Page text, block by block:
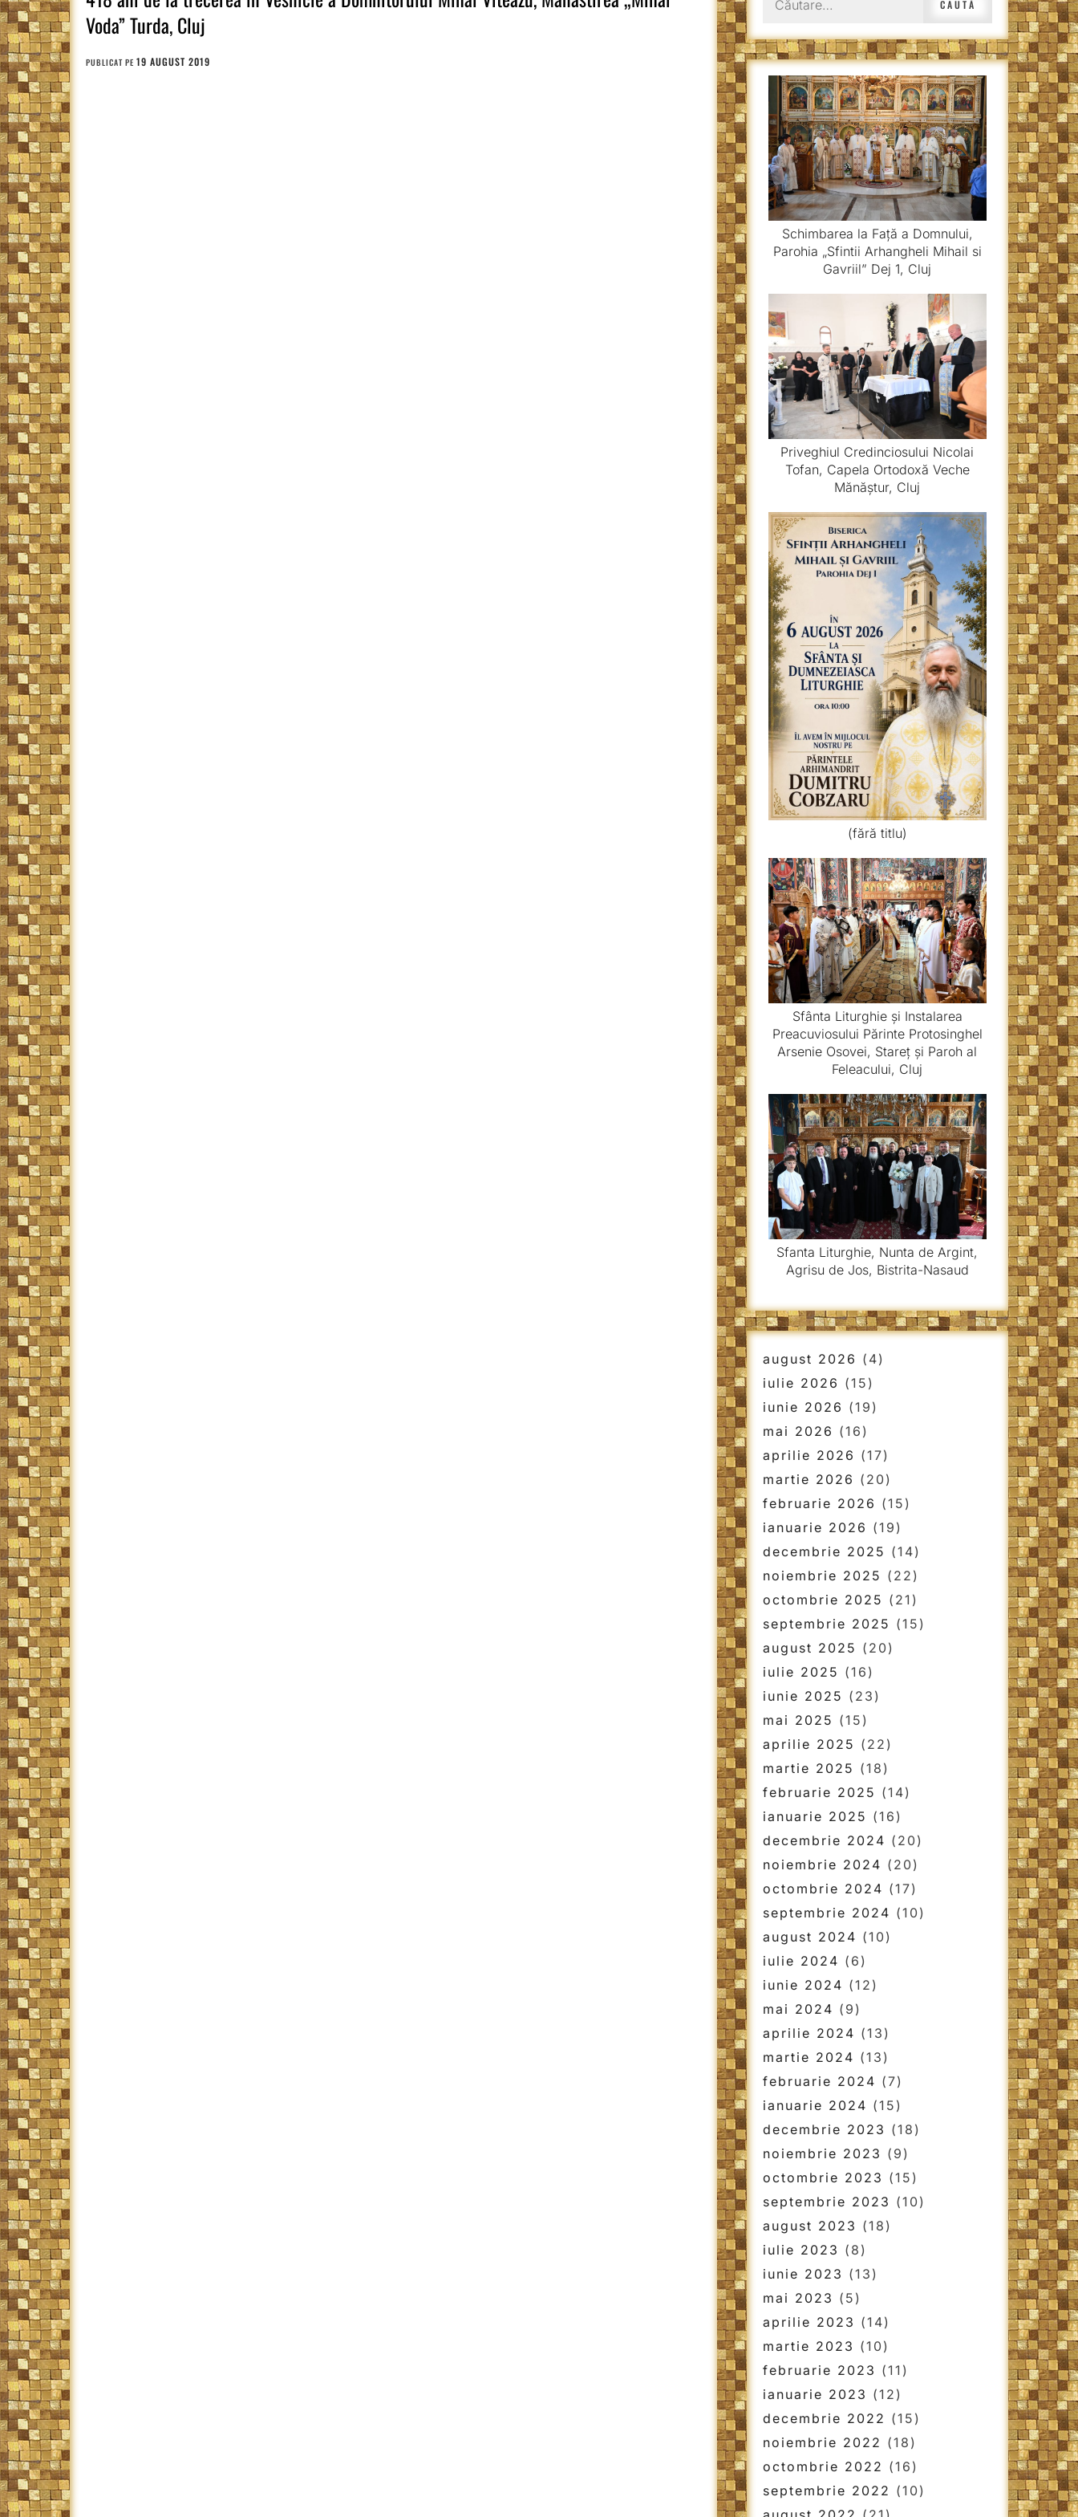
Voda” Turda, Cluj
PUBLICAT PE 19 AUGUST 2019
după:
Schimbarea la Față a Domnului,
Parohia „Sfintii Arhangheli Mihail si
Gavriil” Dej 1, Cluj
Priveghiul Credinciosului Nicolai
Tofan, Capela Ortodoxă Veche
Mănăștur, Cluj
(fără titlu)
Sfânta Liturghie și Instalarea
Preacuviosului Părinte Protosinghel
Arsenie Osovei, Stareț și Paroh al
Feleacului, Cluj
Sfanta Liturghie, Nunta de Argint,
Agrisu de Jos, Bistrita-Nasaud
august 2026 (4)
iulie 2026 (15)
iunie 2026 (19)
mai 2026 (16)
aprilie 2026 (17)
martie 2026 (20)
februarie 2026 (15)
ianuarie 2026 (19)
decembrie 2025 (14)
noiembrie 2025 (22)
octombrie 2025 (21)
septembrie 2025 (15)
august 2025 (20)
iulie 2025 (16)
iunie 2025 (23)
mai 2025 (15)
aprilie 2025 (22)
martie 2025 (18)
februarie 2025 (14)
ianuarie 2025 (16)
decembrie 2024 (20)
noiembrie 2024 (20)
octombrie 2024 (17)
septembrie 2024 (10)
august 2024 (10)
iulie 2024 (6)
iunie 2024 (12)
mai 2024 (9)
aprilie 2024 (13)
martie 2024 (13)
februarie 2024 (7)
ianuarie 2024 (15)
decembrie 2023 (18)
noiembrie 2023 (9)
octombrie 2023 (15)
septembrie 2023 (10)
august 2023 (18)
iulie 2023 (8)
iunie 2023 (13)
mai 2023 (5)
aprilie 2023 (14)
martie 2023 (10)
februarie 2023 (11)
ianuarie 2023 (12)
decembrie 2022 (15)
noiembrie 2022 (18)
octombrie 2022 (16)
septembrie 2022 (10)